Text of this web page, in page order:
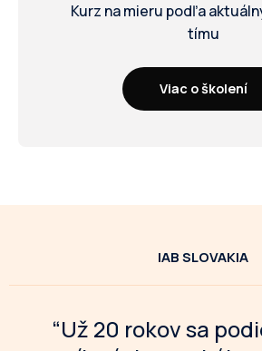
Kurz na mieru podľa
tímu
Viac o školení
IAB SLOVAKIA
“Už 20 rokov sa